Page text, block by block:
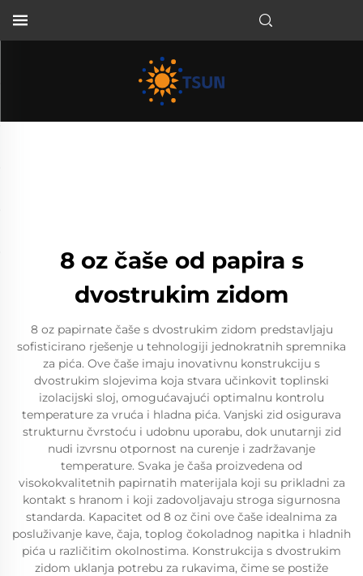
8 oz čaše od papira s
dvostrukim zidom
8 oz papirnate čaše s dvostrukim zidom predstavljaju
sofisticirano rješenje u tehnologiji jednokratnih spremnika
za pića. Ove čaše imaju inovativnu konstrukciju s
dvostrukim slojevima koja stvara učinkovit toplinski
izolacijski sloj, omogućavajući optimalnu kontrolu
temperature za vruća i hladna pića. Vanjski zid osigurava
strukturnu čvrstoću i udobnu uporabu, dok unutarnji zid
nudi izvrsnu otpornost na curenje i zadržavanje
temperature. Svaka je čaša proizvedena od
visokokvalitetnih papirnatih materijala koji su prikladni za
kontakt s hranom i koji zadovoljavaju stroga sigurnosna
standarda. Kapacitet od 8 oz čini ove čaše idealnima za
posluživanje kave, čaja, toplog čokoladnog napitka i hladnih
pića u različitim okolnostima. Konstrukcija s dvostrukim
zidom uklanja potrebu za rukavima, čime se postiže